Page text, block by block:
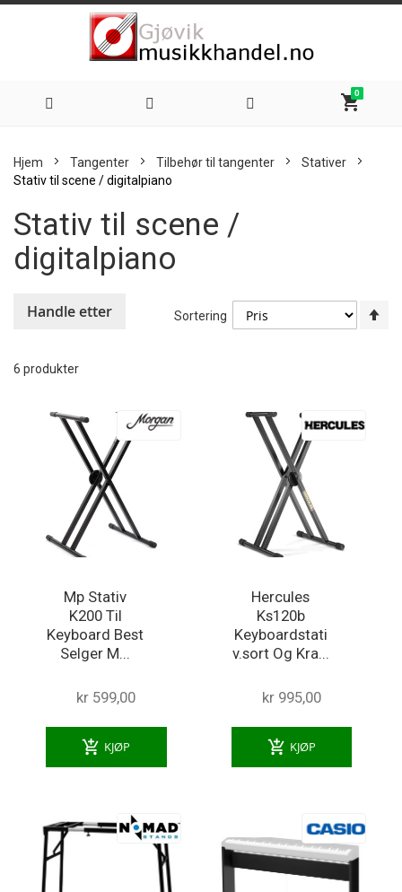
shopping_cart
0
innhold
Hjem Tangenter Tilbehør til tangenter
Stativer
Stativ til scene / digitalpiano
Stativ til scene /
digitalpiano
6 produkter
Sortering
Mp Stativ
K200 Til
Keyboard Best
Selger M...
kr 599,00
add_shopping_cart KJØP
Hercules
Ks120b
Keyboardstati
v.sort Og Kra...
kr 995,00
add_shopping_cart KJØP
Handle etter